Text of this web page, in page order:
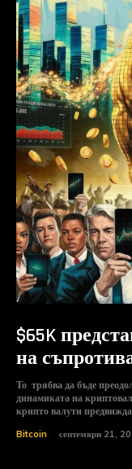
$65K
на
То трябва да бъде
динамиката на криптовалутата в
крипто валути
Bitcoin септември 21,